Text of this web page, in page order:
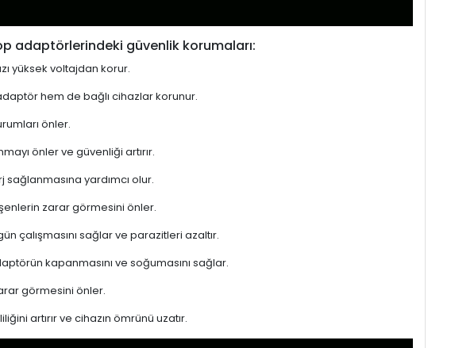
adaptörlerindeki güvenlik korumaları:
yüksek voltajdan korur.
adaptör hem de bağlı cihazlar korunur.
önler.
önler ve güvenliği artırır.
yardımcı olur.
zarar görmesini önler.
çalışmasını sağlar ve parazitleri azaltır.
kapanmasını ve soğumasını sağlar.
görmesini önler.
artırır ve cihazın ömrünü uzatır.